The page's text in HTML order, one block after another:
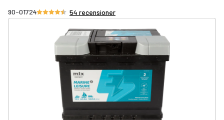
90-01724Betyg 4.6/5 stjärnor
54 recensioner